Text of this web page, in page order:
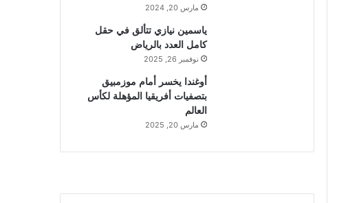
مارس 20, 2024
ياسمين نيازي تتألق في حقل
كامل العدد بالرياض
نوفمبر 26, 2025
أوغندا يخسر أمام موزمبيق
بتصفيات أفريقيا المؤهلة لكأس
العالم
مارس 20, 2025